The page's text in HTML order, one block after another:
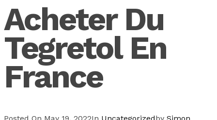
Acheter Du
Tegretol En
France